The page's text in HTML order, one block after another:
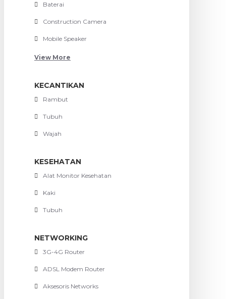
Baterai
Construction Camera
Mobile Speaker
View More
KECANTIKAN
Rambut
Tubuh
Wajah
KESEHATAN
Alat Monitor Kesehatan
Kaki
Tubuh
NETWORKING
3G-4G Router
ADSL Modem Router
Aksesoris Networks